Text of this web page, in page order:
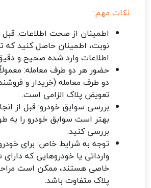
نکات مهم:
اطمینان از صحت اطلاعات: قبل
نوبت، اطمینان حاصل کنید که
اطلاعات وارد شده صحیح و
حضور هر دو طرف معامله:
دو طرف معامله (خریدار و
تعویض پلاک الزامی است.
بررسی سوابق خودرو: قبل از
بهتر است سوابق خودرو را به
بررسی کنید.
توجه به شرایط خاص: برای
وارداتی یا خودروهایی که دارای
خاصی هستند، ممکن است
پلاک متفاوت باشد.